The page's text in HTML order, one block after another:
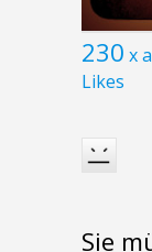
230 x
Likes
Sie